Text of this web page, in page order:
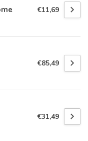
€11,69
€85,49
€31,49